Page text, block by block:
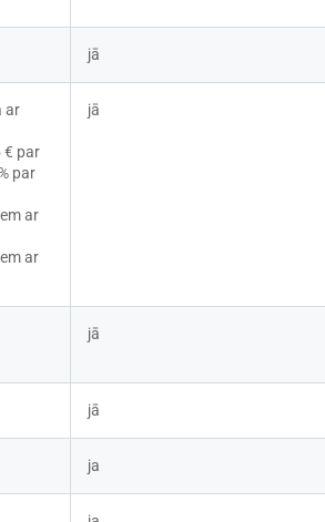
jā
ar
€ par
par
ar
ar
jā
jā
jā
ja